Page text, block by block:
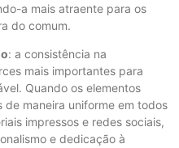
a mais atraente para os
do comum.
: a consistência na
mais importantes para
Quando os elementos
maneira uniforme em todos
impressos e redes sociais,
e dedicação à